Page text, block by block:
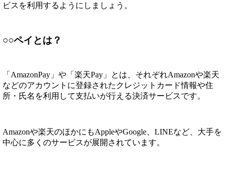
ビスを利用するようにしましょう。
○○ペイとは？
「AmazonPay」や「楽天Pay」とは、それぞれAmazonや楽天
などのアカウントに登録されたクレジットカード情報や住
所・氏名を利用して支払いが行える決済サービスです。
Amazonや楽天のほかにもAppleやGoogle、LINEなど、大手を
中心に多くのサービスが展開されています。